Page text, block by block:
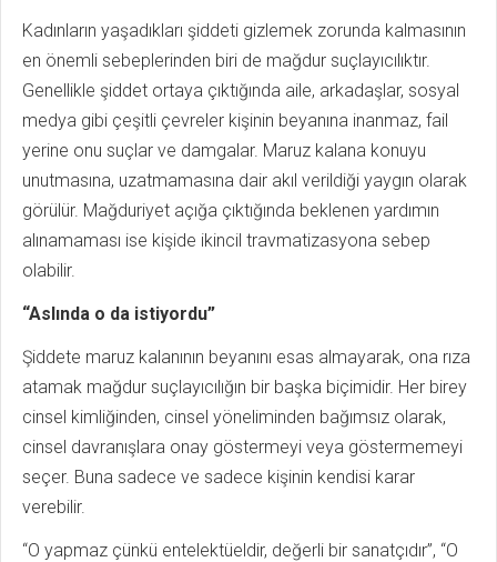
Kadınların yaşadıkları şiddeti gizlemek zorunda kalmasının
en önemli sebeplerinden biri de mağdur suçlayıcılıktır.
Genellikle şiddet ortaya çıktığında aile, arkadaşlar, sosyal
medya gibi çeşitli çevreler kişinin beyanına inanmaz, fail
yerine onu suçlar ve damgalar. Maruz kalana konuyu
unutmasına, uzatmamasına dair akıl verildiği yaygın olarak
görülür. Mağduriyet açığa çıktığında beklenen yardımın
alınamaması ise kişide ikincil travmatizasyona sebep
olabilir.
“Aslında o da istiyordu”
Şiddete maruz kalanının beyanını esas almayarak, ona rıza
atamak mağdur suçlayıcılığın bir başka biçimidir. Her birey
cinsel kimliğinden, cinsel yöneliminden bağımsız olarak,
cinsel davranışlara onay göstermeyi veya göstermemeyi
seçer. Buna sadece ve sadece kişinin kendisi karar
verebilir.
“O yapmaz çünkü entelektüeldir, değerli bir sanatçıdır”, “O